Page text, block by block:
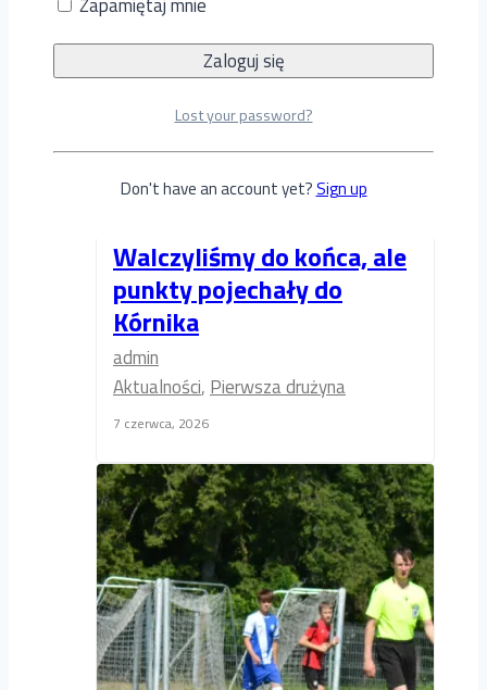
Walczyliśmy do końca, ale
punkty pojechały do
Kórnika
admin
Aktualności, Pierwsza drużyna
7 czerwca, 2026
Lost your password?
Don't have an account yet?Sign up